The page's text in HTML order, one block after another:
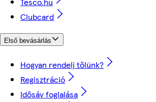
Clubcard
Első bevásárlás
Hogyan rendelj tőlünk?
Regisztráció
Idősáv foglalása